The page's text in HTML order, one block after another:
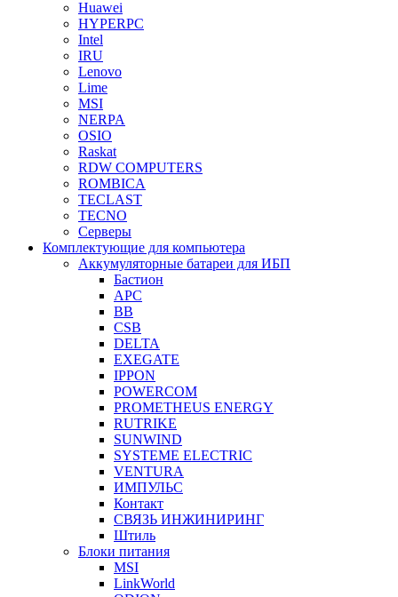
Huawei
HYPERPC
Intel
IRU
Lenovo
Lime
MSI
NERPA
OSIO
Raskat
RDW COMPUTERS
ROMBICA
TECLAST
TECNO
Серверы
Комплектующие для компьютера
Аккумуляторные батареи для ИБП
Бастион
APC
BB
CSB
DELTA
EXEGATE
IPPON
POWERCOM
PROMETHEUS ENERGY
RUTRIKE
SUNWIND
SYSTEME ELECTRIC
VENTURA
ИМПУЛЬС
Контакт
СВЯЗЬ ИНЖИНИРИНГ
Штиль
Блоки питания
MSI
LinkWorld